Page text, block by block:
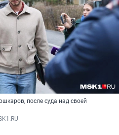
после суда над своей